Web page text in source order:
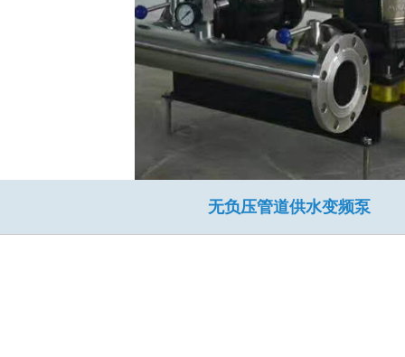
无负压管道供水变频泵